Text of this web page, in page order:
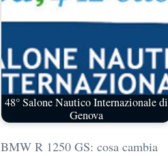
48° Salone Nautico Internazionale di
Genova
BMW R 1250 GS: cosa cambia